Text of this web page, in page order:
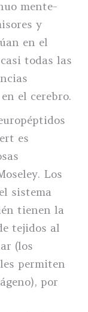
mente-
y
en el
todas las
el cerebro.
es
Los
sistema
tienen la
tejidos al
(los
permiten
por